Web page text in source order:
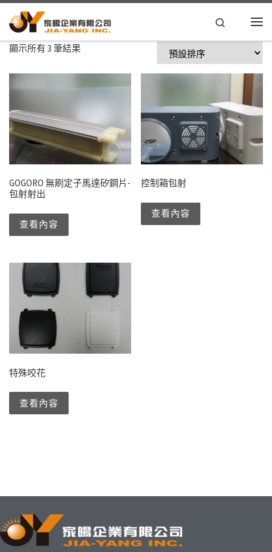
Skip to content Search
顯示所有 3 筆結果
GOGORO 無刷定子馬達矽鋼片-
包射射出
查看內容
控制箱包射
查看內容
特殊咬花
查看內容